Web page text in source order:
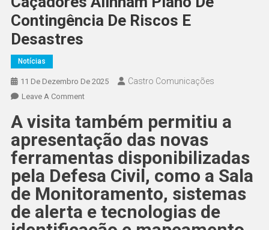
Contingência De Riscos E
Desastres
Notícias
11 De Dezembro De 2025 Castro Comunicações
Leave A Comment
A visita também permitiu a
apresentação das novas
ferramentas disponibilizadas
pela Defesa Civil, como a Sala
de Monitoramento, sistemas
de alerta e tecnologias de